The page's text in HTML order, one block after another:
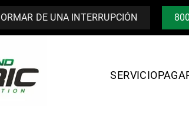
DE UNA INTERRUPCIÓN
SERVICIO